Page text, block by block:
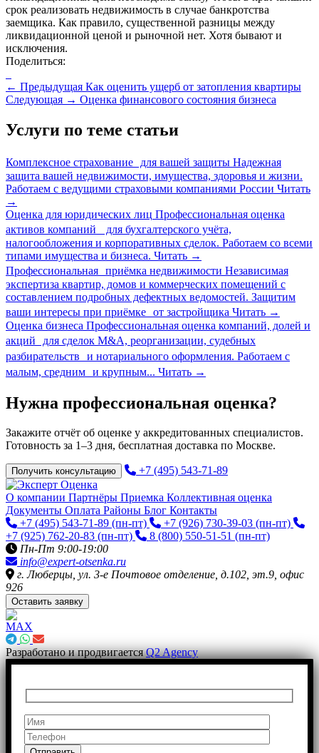
срок реализовать недвижимость в случае банкротства
заемщика. Как правило, существенной разницы между
ликвидационной ценой и рыночной нет. Хотя бывают и
исключения.
Поделиться:
← Предыдущая Как оценить ущерб от затопления квартиры
Следующая → Оценка финансового состояния бизнеса
Услуги по теме статьи
Комплексное страхование для вашей защиты Надежная
защита вашей недвижимости, имущества, здоровья и жизни.
Работаем с ведущими страховыми компаниями России Читать
→
Оценка для юридических лиц Профессиональная оценка
активов компаний для бухгалтерского учёта,
налогообложения и корпоративных сделок. Работаем со всеми
типами имущества и бизнеса. Читать →
Профессиональная приёмка недвижимости Независимая
экспертиза квартир, домов и коммерческих помещений с
составлением подробных дефектных ведомостей. Защитим
ваши интересы при приёмке от застройщика Читать →
Оценка бизнеса Профессиональная оценка компаний, долей и
акций для сделок M&A, реорганизации, судебных
разбирательств и нотариального оформления. Работаем с
малым, средним и крупным... Читать →
Нужна профессиональная оценка?
Закажите отчёт об оценке у аккредитованных специалистов.
Готовность за 1–3 дня, бесплатная доставка по Москве.
Получить консультацию +7 (495) 543-71-89
О компании Партнёры Приемка Коллективная оценка
Документы Оплата Районы Блог Контакты
+7 (495) 543-71-89 (пн-пт) +7 (926) 730-39-03 (пн-пт)
+7 (925) 762-20-83 (пн-пт) 8 (800) 550-51-51 (пн-пт)
Пн-Пт 9:00-19:00
info@expert-otsenka.ru
г. Люберцы, ул. 3-е Почтовое отделение, д.102, эт.9, офис
926
Оставить заявку
Разработано и продвигаетсяQ2 Agency